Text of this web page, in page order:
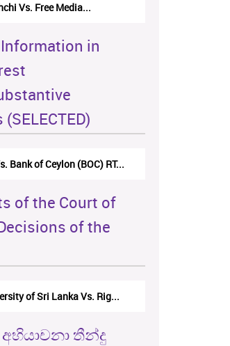
Vs. Free Media...
in
Bank of Ceylon (BOC) RT...
of the Court of
of the
of Sri Lanka Vs. Rig...
තීන්දු